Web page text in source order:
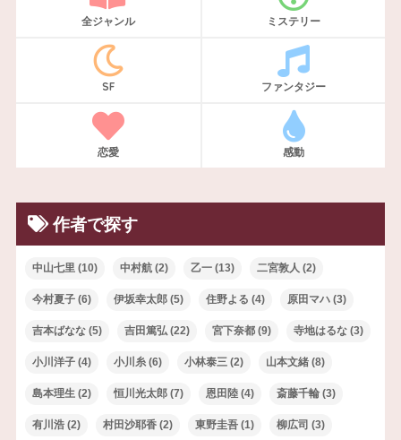
全ジャンル ミステリー
SF ファンタジー
恋愛 感動
作者で探す
中山七里(10) 中村航(2) 乙一(13) 二宮敦人 (2)
今村夏子(6) 伊坂幸太郎(5) 住野よる (4) 原田マハ(3)
吉本ばなな(5) 吉田篤弘(22) 宮下奈都(9) 寺地はるな(3)
小川洋子(4) 小川糸(6) 小林泰三(2) 山本文緒(8)
島本理生(2) 恒川光太郎(7) 恩田陸(4) 斎藤千輪(3)
有川浩(2) 村田沙耶香(2) 東野圭吾(1) 柳広司 (3)